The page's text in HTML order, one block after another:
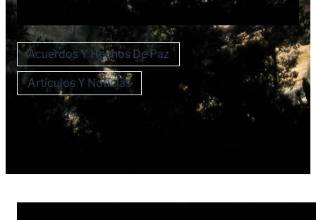
Acuerdos Y Hechos De Paz
Artículos Y Noticias